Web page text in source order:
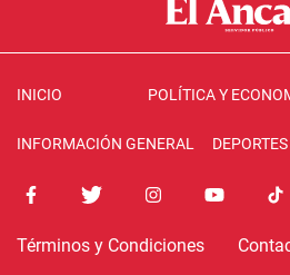
INICIO POLÍTICA Y
INFORMACIÓN GENERAL DEPORTES
Términos y Condiciones